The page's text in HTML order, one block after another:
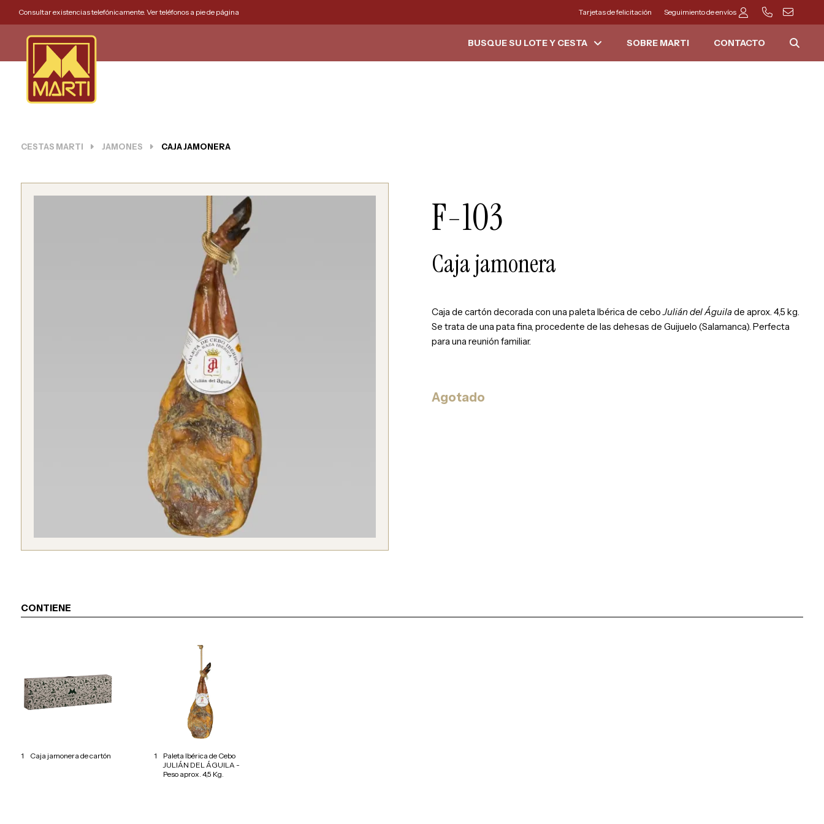
Consultar existencias telefónicamente. Ver teléfonos a pie de página Tarjetas de felicitación Seguimiento de envíos
BUSQUE SU LOTE Y CESTA SOBRE MARTI CONTACTO
CESTAS MARTI JAMONES CAJA JAMONERA
F-103
Caja jamonera
Caja de cartón decorada con una paleta Ibérica de ceboJulián del Águilade aprox. 4,5 kg.
Se trata de una pata fina, procedente de las dehesas de Guijuelo (Salamanca). Perfecta
para una reunión familiar.
Agotado
CONTIENE
1 Caja jamonera de cartón 1
Paleta Ibérica de Cebo
JULIÁN DEL ÁGUILA -
Peso aprox. 4,5 Kg.